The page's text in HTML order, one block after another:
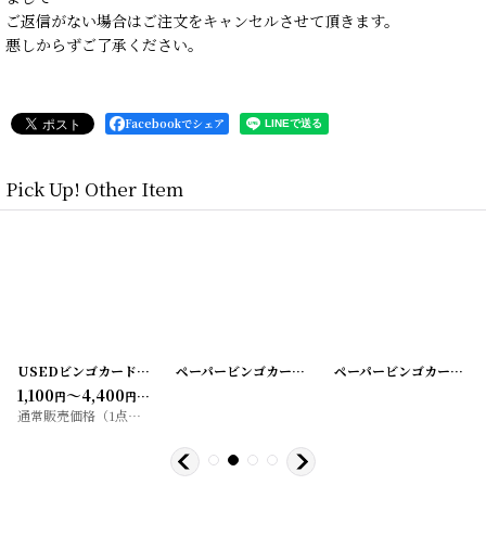
ご返信がない場合はご注文をキャンセルさせて頂きます。
悪しからずご了承ください。
Facebookでシェア
Pick Up! Other Item
6]
20200505-8] USEDビンゴカード3連LONG [20200505-9]
1,100円～4,400円(税込)
通常販売価格（1点）
ペーパービンゴカード（25枚入り）黄色 [ ペーパービンゴカード（25枚入り）緑色